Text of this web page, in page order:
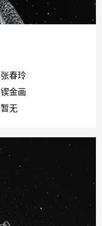
张春玲
锲金画
暂无